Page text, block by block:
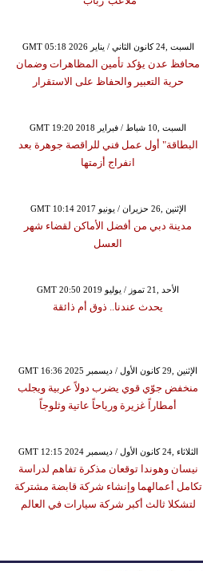
GMT 05:18 2026 السبت ,24 كانون الثاني / يناير
محافظ عدن يؤكد تأمين المظاهرات وضمان
حرية التعبير والحفاظ على الاستقرار
GMT 19:20 2018 السبت ,10 شباط / فبراير
البطاقة" أول عمل فني للراقصة جوهرة بعد
انفراج أزمتها
GMT 10:14 2017 الإثنين ,26 حزيران / يونيو
مدينة دبي من أفضل الأماكن لقضاء شهر
العسل
GMT 20:50 2019 الأحد ,21 تموز / يوليو
يحدث عندنا.. ذوق أم ذائقة
GMT 16:36 2025 الإثنين ,29 كانون الأول / ديسمبر
منخفض جوّي قوي يضرب دولاً عربية ويجلب
أمطاراً غزيرة ورياحاً عاتية وثلوجاً
GMT 12:15 2024 الثلاثاء ,24 كانون الأول / ديسمبر
نيسان وهوندا توقعان مذكرة تفاهم لدراسة
تكامل أعمالهما وإنشاء شركة قابضة مشتركة
لتشكلا ثالث أكبر شركة سيارات في العالم